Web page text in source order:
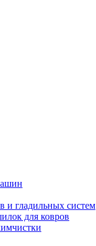
и гладильных систем
для ковров